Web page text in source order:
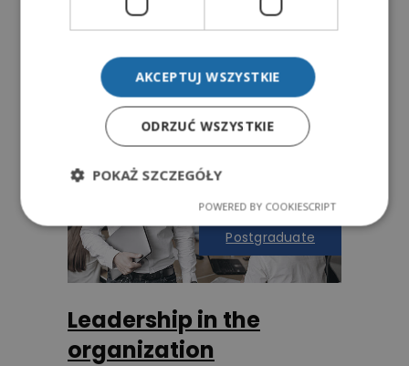
Management
Postgraduate
Leadership in the
organization
AKCEPTUJ WSZYSTKIE
ODRZUĆ WSZYSTKIE
POKAŻ SZCZEGÓŁY
POWERED BY COOKIESCRIPT